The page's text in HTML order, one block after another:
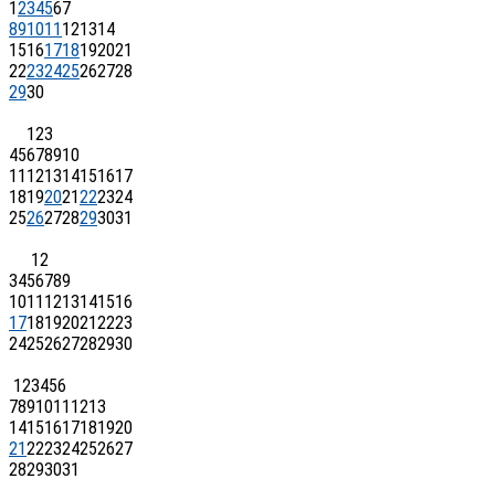
1234567
891011 121314
15161718192021
22232425262728
2930
123
45678910
11 121314151617
18192021222324
25262728293031
12
3456789
1011 1213141516
17181920212223
24252627282930
123456
7891011 1213
14151617181920
21222324252627
28293031